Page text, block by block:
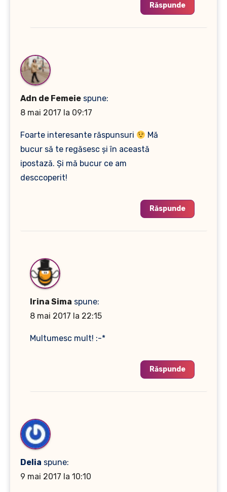
Răspunde
Adn de Femeie spune:
8 mai 2017 la 09:17
Foarte interesante răspunsuri
Mă
bucur să te regăsesc şi în această
ipostază. Şi mă bucur ce am
desccoperit!
Răspunde
Irina Sima spune:
8 mai 2017 la 22:15
Multumesc mult! :-*
Răspunde
Delia spune:
9 mai 2017 la 10:10